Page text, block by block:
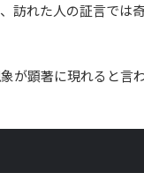
訪れた人の証言では
が顕著に現れると言